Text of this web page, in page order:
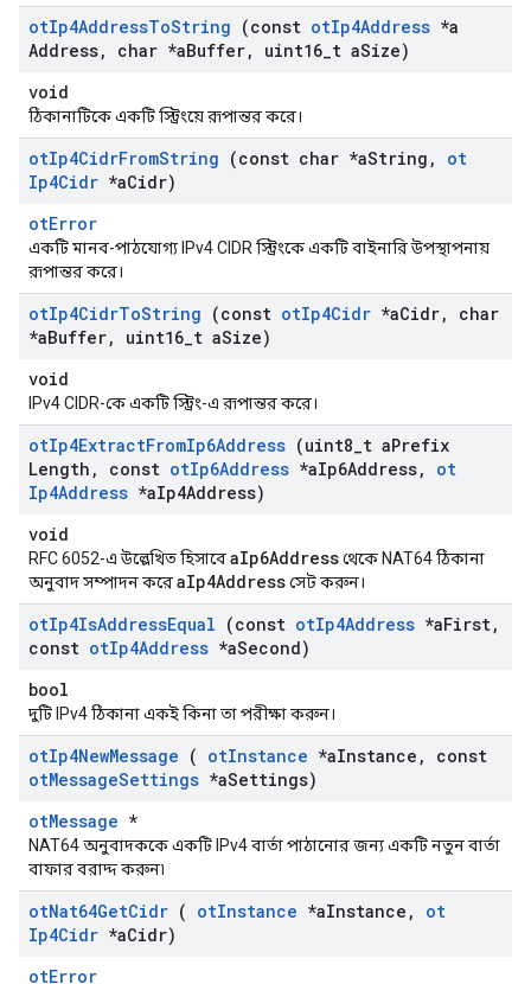
otIp4AddressToString (const otIp4Address *a
Address, char *aBuffer, uint16 t aSize)
void
ঠিকানাটিকে একটি স্ট্রিংয়ে রূপান্তর করে।
otIp4CidrFromString (const char *aString ,
ot
Ip4Cidr *aCidr)
otError
একটি মানব-পাঠযোগ্য IPv4 CIDR স্ট্রিংকে একটি বাইনারি উপস্থাপনায়
রূপান্তর করে।
otIp4CidrToString (const otIp4Cidr *aCidr,
char
*aBuffer, uint16 t aSize)
void
IPv4 CIDR-কে একটি স্ট্রিং-এ রূপান্তর করে।
otIp4ExtractFromIp6Address (uint8 t aPrefix
Length , const otIp6Address *aIp6Address,
ot
Ip4Address *aIp4Address)
void
RFC 6052-এ উল্লেখিত হিসাবেaIp6Addressথেকে NAT64 ঠিকানা
অনুবাদ সম্পাদন করেaIp4Addressসেট করুন।
otIp4IsAddressEqual (const otIp4Address *aFirst,
const otIp4Address *aSecond)
bool
দুটি IPv4 ঠিকানা একই কিনা তা পরীক্ষা করুন।
otIp4NewMessage ( otInstance *aInstance ,
const
otMessageSettings *aSettings)
otMessage *
NAT64 অনুবাদককে একটি IPv4 বার্তা পাঠানোর জন্য একটি নতুন বার্তা
বাফার বরাদ্দ করুন৷
otNat64GetCidr ( otInstance *aInstance ,
ot
Ip4Cidr *aCidr)
otError